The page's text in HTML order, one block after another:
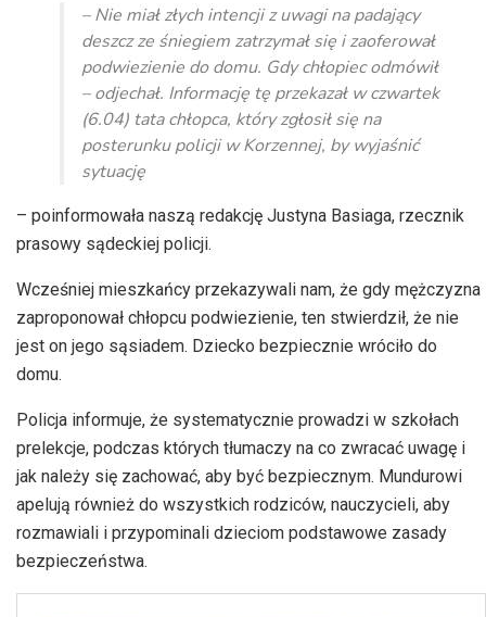
– Nie miał złych intencji z uwagi na padający
deszcz ze śniegiem zatrzymał się i zaoferował
podwiezienie do domu. Gdy chłopiec odmówił
– odjechał. Informację tę przekazał w czwartek
(6.04) tata chłopca, który zgłosił się na
posterunku policji w Korzennej, by wyjaśnić
sytuację
– poinformowała naszą redakcję Justyna Basiaga, rzecznik
prasowy sądeckiej policji.
Wcześniej mieszkańcy przekazywali nam, że gdy mężczyzna
zaproponował chłopcu podwiezienie, ten stwierdził, że nie
jest on jego sąsiadem. Dziecko bezpiecznie wróciło do
domu.
Policja informuje, że systematycznie prowadzi w szkołach
prelekcje, podczas których tłumaczy na co zwracać uwagę i
jak należy się zachować, aby być bezpiecznym. Mundurowi
apelują również do wszystkich rodziców, nauczycieli, aby
rozmawiali i przypominali dzieciom podstawowe zasady
bezpieczeństwa.